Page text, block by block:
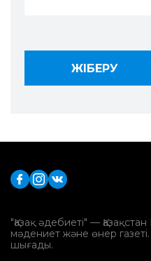
"Қазақ әдебиеті" —
мәдениет және өнер
шығады.